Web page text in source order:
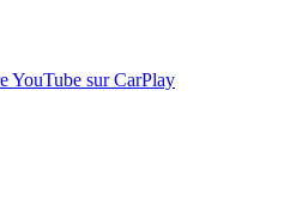
YouTube sur CarPlay